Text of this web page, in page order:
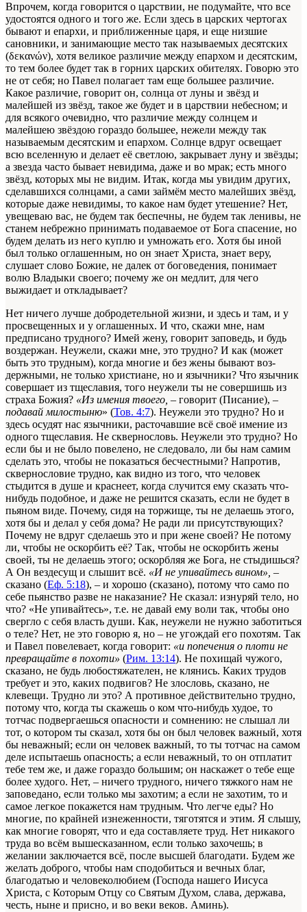
Впрочем, когда говорится о царствии, не подумайте, что все
удостоятся одного и того же. Если здесь в царских чертогах
бывают и епархи, и приближенные царя, и еще низшие
сановники, и занимающие место так называемых десятских
(δεκανών), хотя великое различие между епархом и десятским,
то тем более будет так в горних царских обителях. Говорю это
не от себя; но Павел полагает там еще большее различие.
Какое различие, говорит он, солнца от луны и звёзд и
малейшей из звёзд, такое же будет и в царствии небесном; и
для всякого очевидно, что различие между солнцем и
малейшею звёздою гораздо большее, нежели между так
называемым десятским и епархом. Солнце вдруг освещает
всю вселенную и делает её светлою, закрывает луну и звёзды;
а звезда часто бывает невидима, даже и во мрак; есть много
звёзд, которых мы не видим. Итак, когда мы увидим других,
сделавшихся солнцами, а сами займём место малейших звёзд,
которые даже невидимы, то какое нам будет утешение? Нет,
увещеваю вас, не будем так беспечны, не будем так ленивы, не
станем небрежно принимать подаваемое от Бога спасение, но
будем делать из него куплю и умножать его. Хотя бы иной
был только оглашенным, но он знает Христа, знает веру,
слушает слово Божие, не далек от боговедения, понимает
волю Владыки своего; почему же он медлит, для чего
выжидает и откладывает?
Нет ничего лучше добродетельной жизни, и здесь и там, и у
просвещенных и у оглашенных. И что, скажи мне, нам
предписано трудного? Имей жену, говорит заповедь, и будь
воздержан. Неужели, скажи мне, это трудно? И как (может
быть это трудным), когда многие и без жены бывают воз­
держными, не только христиане, но и язычники? Что язычник
совершает из тщеславия, того неужели ты не совершишь из
страха Божия? «Из имения твоего, – говорит (Писание), –
подавай милостыню» (Тов. 4:7). Неужели это трудно? Но и
здесь осудят нас язычники, расточавшие всё своё имение из
одного тщеславия. Не сквернословь. Неужели это трудно? Но
если бы и не было повелено, не следовало, ли бы нам самим
сделать это, чтобы не показаться бесчестными? Напротив,
сквернословие трудно, как видно из того, что человек
стыдится в душе и краснеет, когда случится ему сказать что-
нибудь подобное, и даже не решится сказать, если не будет в
пьяном виде. Почему, сидя на торжище, ты не делаешь этого,
хотя бы и делал у себя дома? Не ради ли присутствующих?
Почему не вдруг сделаешь это и при жене своей? Не потому
ли, чтобы не оскорбить её? Так, чтобы не оскорбить жены
своей, ты не делаешь этого; оскорбляя же Бога, не стыдишься?
А Он вездесущ и слышит всё. «И не упивайтесь вином», –
сказано (Еф. 5:18), – и хорошо (сказано), потому что само по
себе пьянство разве не наказание? Не сказал: изнуряй тело, но
что? «Не упивайтесь», т.е. не давай ему воли так, чтобы оно
свергло с себя власть души. Как, неужели не нужно заботиться
о теле? Нет, не это говорю я, но – не угождай его похотям. Так
и Павел повелевает, когда говорит: «и попечения о плоти не
превращайте в похоти» (Рим. 13:14). Не похищай чужого,
сказано, не будь любостяжателен, не клянись. Каких трудов
требует и это, каких подвигов? Не злословь, сказано, не
клевещи. Трудно ли это? А противное действительно трудно,
потому что, когда ты скажешь о ком что-нибудь худое, то
тотчас подвергаешься опасности и сомнению: не слышал ли
тот, о котором ты сказал, хотя бы он был человек важный, хотя
бы неважный; если он человек важный, то ты тотчас на самом
деле испытаешь опасность; а если неважный, то он отплатит
тебе тем же, и даже гораздо большим; он наскажет о тебе еще
более худого. Нет, – ничего трудного, ничего тяжкого нам не
заповедано, если только мы захотим; а если не захотим, то и
самое легкое покажется нам трудным. Что легче еды? Но
многие, по крайней изнеженности, тяготятся и этим. Я слышу,
как многие говорят, что и еда составляете труд. Нет никакого
труда во всём вышесказанном, если только захочешь; в
желании заключается всё, после высшей благодати. Будем же
желать доброго, чтобы нам сподобиться и вечных благ,
благодатью и человеколюбием (Господа нашего Иисуса
Христа, с Которым Отцу со Святым Духом, слава, держава,
честь, ныне и присно, и во веки веков. Аминь).